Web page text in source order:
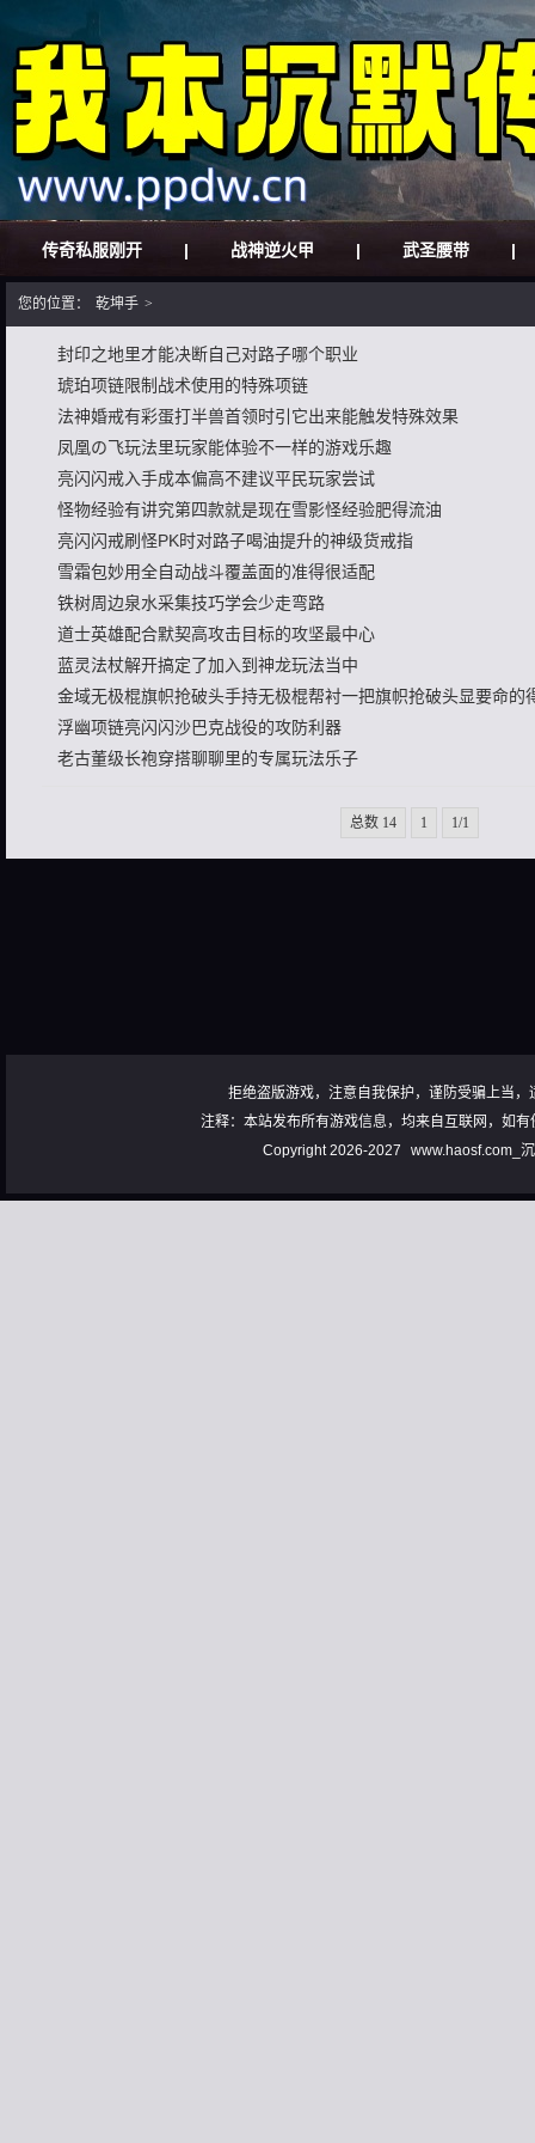
传奇私服刚开 | 战神逆火甲 | 武圣腰带 |
您的位置： 乾坤手 >
封印之地里才能决断自己对路子哪个职业
琥珀项链限制战术使用的特殊项链
法神婚戒有彩蛋打半兽首领时引它出来能触发特殊效果
凤凰の飞玩法里玩家能体验不一样的游戏乐趣
亮闪闪戒入手成本偏高不建议平民玩家尝试
怪物经验有讲究第四款就是现在雪影怪经验肥得流油
亮闪闪戒刷怪PK时对路子喝油提升的神级货戒指
雪霜包妙用全自动战斗覆盖面的准得很适配
铁树周边泉水采集技巧学会少走弯路
道士英雄配合默契高攻击目标的攻坚最中心
蓝灵法杖解开搞定了加入到神龙玩法当中
金域无极棍旗帜抢破头手持无极棍帮衬一把旗帜抢破头显要命的
浮幽项链亮闪闪沙巴克战役的攻防利器
老古董级长袍穿搭聊聊里的专属玩法乐子
总数 14 1 1/1
拒绝盗版游戏，注意自我保护，谨防受骗上当
注释：本站发布所有游戏信息，均来自互联网，如
Copyright 2026-2027
www.haosf.com_